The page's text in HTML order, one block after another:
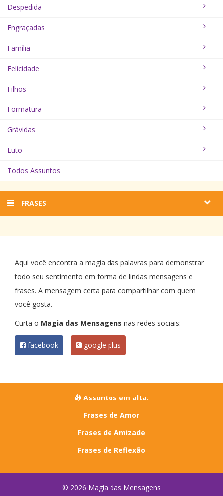
Despedida
Engraçadas
Família
Felicidade
Filhos
Formatura
Grávidas
Luto
Todos Assuntos
FRASES
Aqui você encontra a magia das palavras para demonstrar
todo seu sentimento em forma de lindas mensagens e
frases. A mensagem certa para compartilhar com quem
você gosta.
Curta o Magia das Mensagens nas redes sociais:
facebook google plus
Assuntos em alta:
Frases de Amor
Frases de Amizade
Frases de Reflexão
© 2026 Magia das Mensagens